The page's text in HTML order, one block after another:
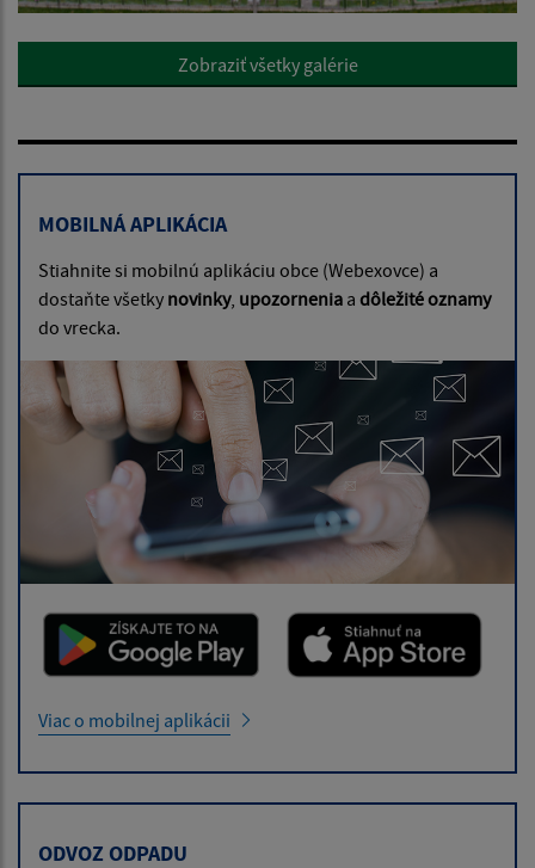
Zobraziť všetky galérie
MOBILNÁ APLIKÁCIA
Stiahnite si mobilnú aplikáciu obce (Webexovce) a
dostaňte všetky novinky, upozornenia a dôležité oznamy
do vrecka.
Viac o mobilnej aplikácii
ODVOZ ODPADU